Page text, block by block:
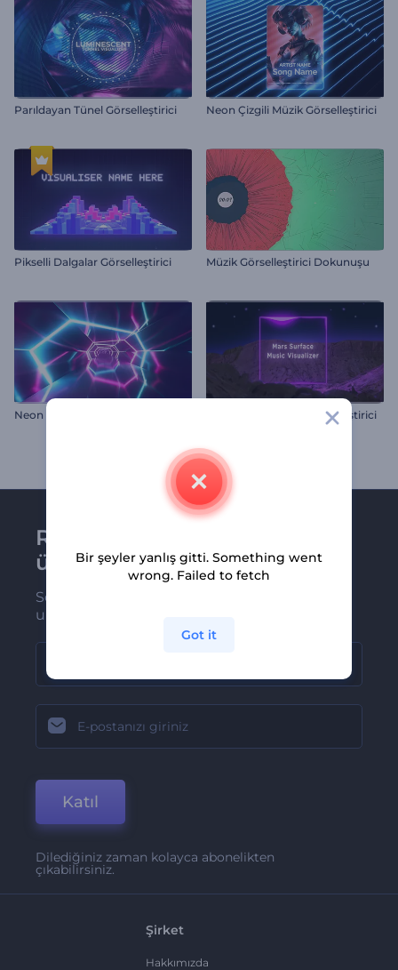
Parıldayan Tünel Görselleştirici Neon Çizgili Müzik Görselleştirici
Pikselli Dalgalar Görselleştirici Müzik Görselleştirici Dokunuşu
Neon Döngü Müzik Görselleştirici Mars Yüzeyi Müzik Görselleştirici
Renderforest bültenine
üye olun
Son haber ve tekliflerimiz ilk olarak size
ulaşsın
Katıl
Dilediğiniz zaman kolayca abonelikten
çıkabilirsiniz.
Şirket
Hakkımızda
Bir şeyler yanlış gitti. Something went
wrong. Failed to fetch
Got it